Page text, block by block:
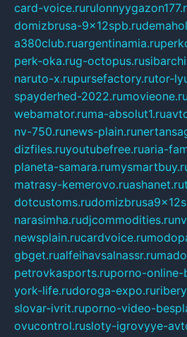
card-voice.ru
domizbrusa-9x12spb.ru
a380club.ruargentinamia.ru
perk-oka.rug-octopus.ru
naruto-x.rupursefactory.rutor-
spayderhed-2022.rumovieone.ru
webamator.ruma-absolut1.ru
nv-750.runews-plain.ru
dizfiles.ruyoutubefree.ruaria-
planeta-samara.ru
matrasy-kemerovo.ruashanet.ru
dotcustoms.ru
narasimha.rudjcommodities.ru
newsplain.rucardvoice.ru
gbget.rualfeihavsalnassr.ru
petrovkasports.ruporno-online-
york-life.rudoroga-expo.ru
slovar-ivrit.ruporno-video-
ovucontrol.rusloty-igrovyye-